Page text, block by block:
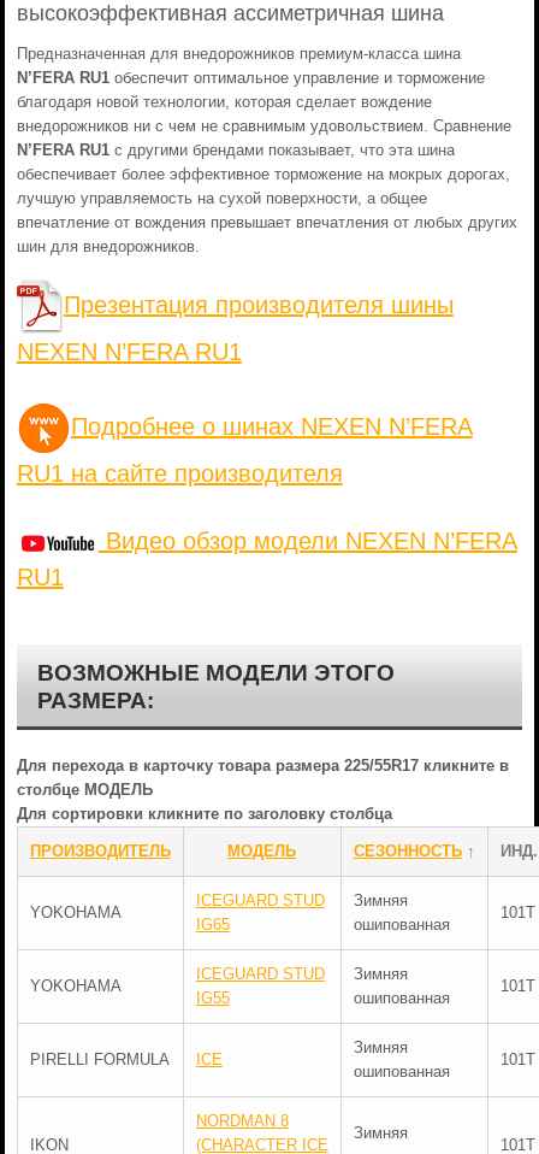
высокоэффективная ассиметричная шина
Предназначенная для внедорожников премиум-класса шина
N’FERA RU1обеспечит оптимальное управление и торможение
благодаря новой технологии, которая сделает вождение
внедорожников ни с чем не сравнимым удовольствием. Сравнение
N’FERA RU1с другими брендами показывает, что эта шина
обеспечивает более эффективное торможение на мокрых дорогах,
лучшую управляемость на сухой поверхности, а общее
впечатление от вождения превышает впечатления от любых других
шин для внедорожников.
Презентация производителя шины
NEXEN N’FERA RU1
Подробнее о шинах NEXEN N’FERA
RU1 на сайте производителя
Видео обзор модели NEXEN N’FERA
RU1
ВОЗМОЖНЫЕ МОДЕЛИ ЭТОГО
РАЗМЕРА:
Для перехода в карточку товара размера 225/55R17 кликните в
столбце МОДЕЛЬ
Для сортировки кликните по заголовку столбца
ПРОИЗВОДИТЕЛЬ МОДЕЛЬ СЕЗОННОСТЬ↑
YOKOHAMA
ICEGUARD STUD
IG65
Зимняя
ошипованная
101T
YOKOHAMA
ICEGUARD STUD
IG55
Зимняя
ошипованная
101T
PIRELLI FORMULA ICE
Зимняя
ошипованная
101T
IKON
NORDMAN 8
(CHARACTER ICE
Зимняя
101T